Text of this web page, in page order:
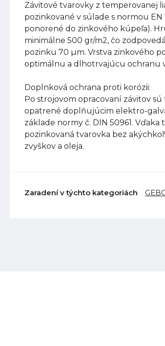
Závitové tvarovky z temperovanej
pozinkované v súlade s normou EN
ponorené do zinkového kúpeľa).
minimálne 500 gr/m2, čo
pozinku 70 µm. Vrstva zinkového
optimálnu a dlhotrvajúcu ochranu
Doplnková ochrana proti korózii:
Po strojovom opracovaní závitov
opatrené doplňujúcim elektro-
základe normy č. DIN 50961. Vďaka
pozinkovaná tvarovka bez
zvyškov a oleja.
Zaradení v týchto kategoriách